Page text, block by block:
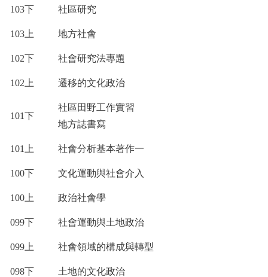
103下 社區研究
103 上 地方社會
102下 社會研究法專題
102 上 遷移的文化政治
101下
社區田野工作實習
地方誌書寫
101 上 社會分析基本著作一
100下 文化運動與社會介入
100 上 政治社會學
099下 社會運動與土地政治
099 上 社會領域的構成與轉型
098下 土地的文化政治